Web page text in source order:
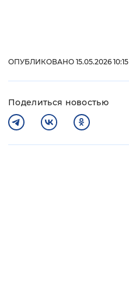
ОПУБЛИКОВАНО 15.05.2026 10:15
Поделиться новостью